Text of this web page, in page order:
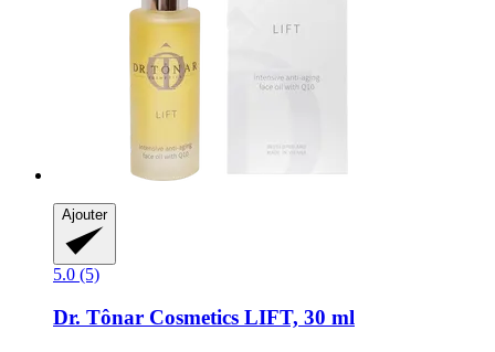
Ajouter
5.0 (5)
Dr. Tônar Cosmetics LIFT, 30 ml